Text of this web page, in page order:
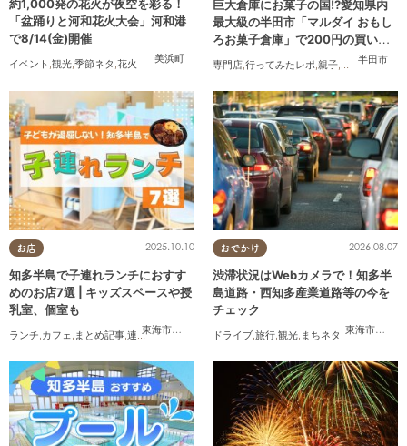
美浜町
約1,000発の花火が夜空を彩る！
「盆踊りと河和花火大会」河和港
で8/14(金)開催
イベント ,観光,季節ネタ ,花火 半田市
巨大倉庫にお菓子の国!?愛知県内
最大級の半田市「マルダイ おもし
ろお菓子倉庫」で200円の買い物
専門店 行ってみたレポ 親子 家族
お店
東海市
,大府市 半田市 ,常滑市,武豊町
2025.10.10
知多半島で子連れランチにおすす
めのお店7選 | キッズスペースや授
乳室、個室も
ランチ カフェ まとめ記事 連載 ,親子 個室
おでかけ
東海市
,大府
2026.08.07
渋滞状況はWebカメラで！知多半
島道路・西知多産業道路等の今を
チェック
ドライブ 旅行 観光 まちネタ